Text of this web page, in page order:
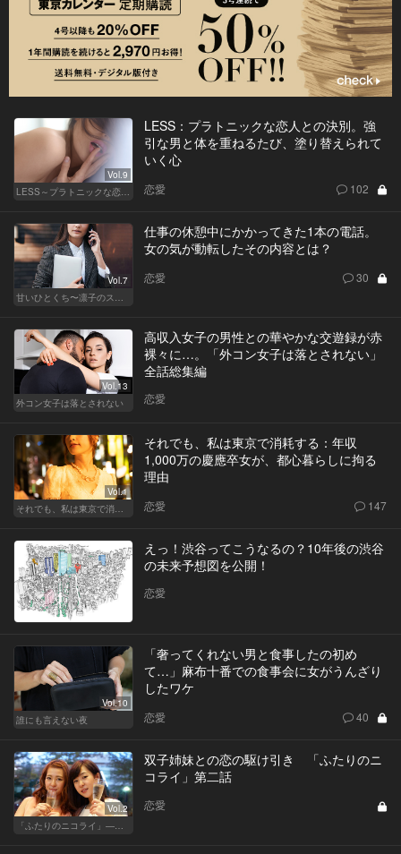
Vol.9
LESS～プラトニックな恋人～
LESS：プラトニックな恋人との決別。強
引な男と体を重ねるたび、塗り替えられて
いく心
恋愛 102
Vol.7
甘いひとくち〜凛子のスイーツ探訪記〜
仕事の休憩中にかかってきた1本の電話。
女の気が動転したその内容とは？
恋愛 30
Vol.13
外コン女子は落とされない
高収入女子の男性との華やかな交遊録が赤
裸々に…。「外コン女子は落とされない」
全話総集編
恋愛
Vol.1
それでも、私は東京で消耗する
それでも、私は東京で消耗する：年収
1,000万の慶應卒女が、都心暮らしに拘る
理由
恋愛 147
えっ！渋谷ってこうなるの？10年後の渋谷
の未来予想図を公開！
恋愛
Vol.10
誰にも言えない夜
「奢ってくれない男と食事したの初め
て…」麻布十番での食事会に女がうんざり
したワケ
恋愛 40
Vol.2
「ふたりのニコライ」―作家・柴崎竜人の恋愛ストーリー
双子姉妹との恋の駆け引き 「ふたりのニ
コライ」第二話
恋愛